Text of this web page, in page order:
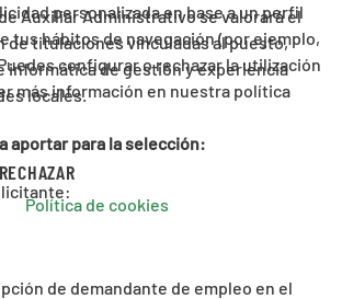
Auxiliar Administrativo se valorará el
de titulaciones vinculadas al puesto,
informática de gestión y experiencia
locales.
aportar para la selección:
de demandante de empleo en el
personalizada en base a un perfil
tus hábitos de navegación (por ejemplo,
configurar o rechazar la utilización
más información en nuestra política
RECHAZAR
Política de cookies